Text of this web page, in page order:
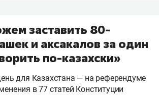
заставить 80-
и аксакалов за один
по-казахски»
для Казахстана — на референдуме
в 77 статей Конституции